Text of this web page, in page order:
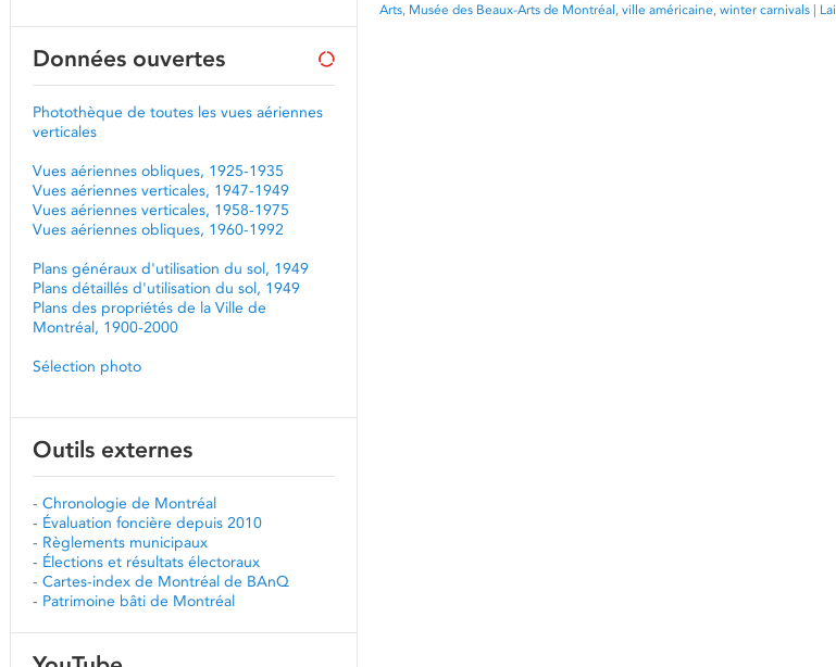
Arts, Musée des Beaux-Arts de Montréal, ville américaine, winter carnivals |
Données ouvertes
Photothèque de toutes les vues aériennes
verticales
Vues aériennes obliques, 1925-1935
Vues aériennes verticales, 1947-1949
Vues aériennes verticales, 1958-1975
Vues aériennes obliques, 1960-1992
Plans généraux d'utilisation du sol, 1949
Plans détaillés d'utilisation du sol, 1949
Plans des propriétés de la Ville de
Montréal, 1900-2000
Sélection photo
Outils externes
- Chronologie de Montréal
- Évaluation foncière depuis 2010
- Règlements municipaux
- Élections et résultats électoraux
- Cartes-index de Montréal de BAnQ
- Patrimoine bâti de Montréal